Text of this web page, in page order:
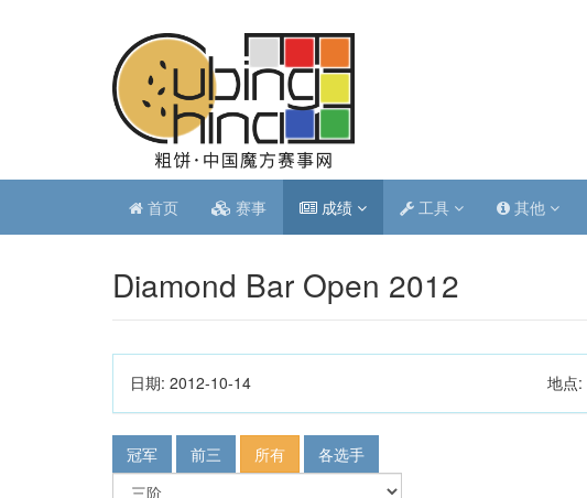
首页 赛事 成绩 工具 其他
Diamond Bar Open 2012
日期: 2012-10-14 地点:
冠军 前三 所有 各选手